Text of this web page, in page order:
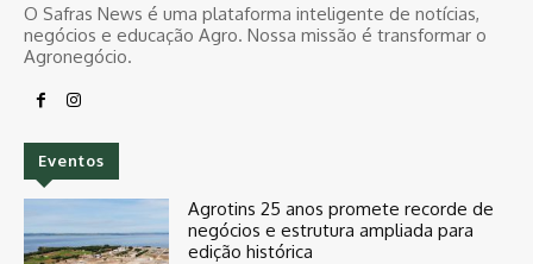
O Safras News é uma plataforma inteligente de notícias,
negócios e educação Agro. Nossa missão é transformar o
Agronegócio.
Eventos
Agrotins 25 anos promete recorde de
negócios e estrutura ampliada para
edição histórica